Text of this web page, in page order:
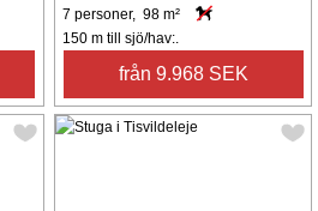
7 personer, 98 m²
150 m till sjö/hav:.
från 9.968 SEK